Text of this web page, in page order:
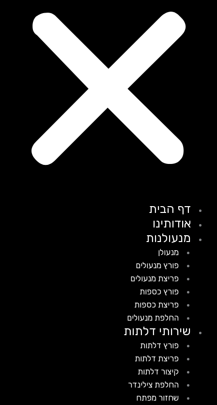
דף הבית
אודותינו
מנעולנות
מנעולן
פורץ מנעולים
פריצת מנעולים
פורץ כספות
פריצת כספות
החלפת מנעולים
שירותי דלתות
פורץ דלתות
פריצת דלתות
קיצור דלתות
החלפת צילינדר
שחזור מפתח